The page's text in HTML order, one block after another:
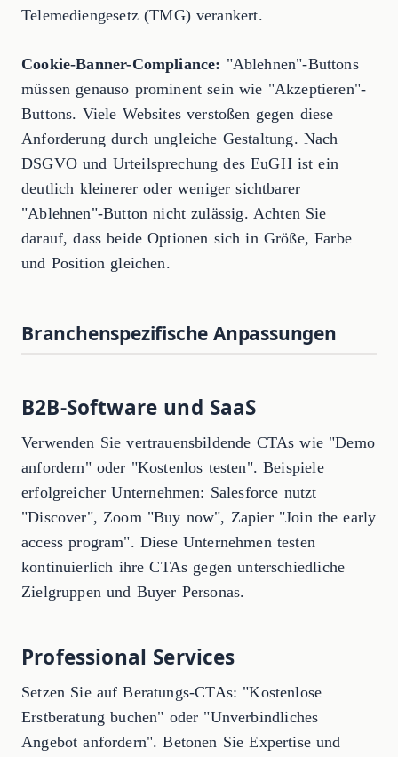
Telemediengesetz (TMG) verankert.
Cookie-Banner-Compliance: "Ablehnen"-Buttons
müssen genauso prominent sein wie "Akzeptieren"-
Buttons. Viele Websites verstoßen gegen diese
Anforderung durch ungleiche Gestaltung. Nach
DSGVO und Urteilsprechung des EuGH ist ein
deutlich kleinerer oder weniger sichtbarer
"Ablehnen"-Button nicht zulässig. Achten Sie
darauf, dass beide Optionen sich in Größe, Farbe
und Position gleichen.
Branchenspezifische Anpassungen
B2B-Software und SaaS
Verwenden Sie vertrauensbildende CTAs wie "Demo
anfordern" oder "Kostenlos testen". Beispiele
erfolgreicher Unternehmen: Salesforce nutzt
"Discover", Zoom "Buy now", Zapier "Join the early
access program". Diese Unternehmen testen
kontinuierlich ihre CTAs gegen unterschiedliche
Zielgruppen und Buyer Personas.
Professional Services
Setzen Sie auf Beratungs-CTAs: "Kostenlose
Erstberatung buchen" oder "Unverbindliches
Angebot anfordern". Betonen Sie Expertise und